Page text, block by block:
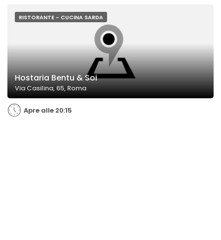
RISTORANTE - CUCINA SARDA
Hostaria Bentu & Soi
Via Casilina, 65, Roma
Apre alle 20:15